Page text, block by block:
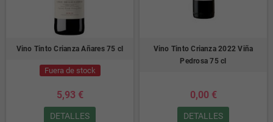
Vino Tinto Crianza Añares 75 cl
Fuera de stock
5,93 €
DETALLES
Vino Tinto Crianza 2022 Viña
Pedrosa 75 cl
0,00 €
DETALLES